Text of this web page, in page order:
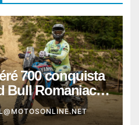
700 conquista
Bull Romaniacs